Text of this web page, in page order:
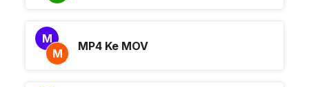
M
M
MP4 Ke MOV